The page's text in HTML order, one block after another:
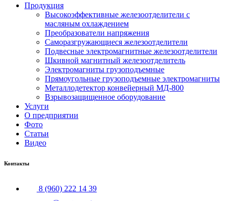
Продукция
Высокоэффективные железоотделители с
масляным охлаждением
Преобразователи напряжения
Саморазгружающиеся железоотделители
Подвесные электромагнитные железоотделители
Шкивной магнитный железоотделитель
Электромагниты грузоподъемные
Прямоугольные грузоподъемные электромагниты
Металлодетектор конвейерный МД-800
Взрывозащищенное оборудование
Услуги
О предприятии
Фото
Статьи
Видео
Контакты
8 (960) 222 14 39